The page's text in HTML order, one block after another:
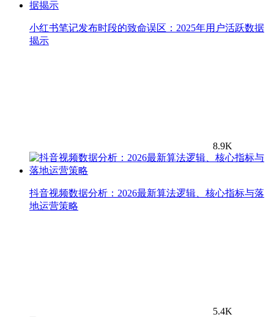
小红书笔记发布时段的致命误区：2025年用户活跃数据
揭示
8.9K
抖音视频数据分析：2026最新算法逻辑、核心指标与落
地运营策略
5.4K